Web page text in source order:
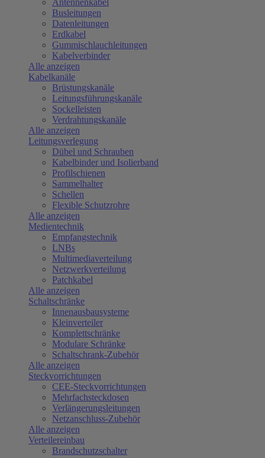
Antennenkabel
Busleitungen
Datenleitungen
Erdkabel
Gummischlauchleitungen
Kabelverbinder
Alle anzeigen
Kabelkanäle
Brüstungskanäle
Leitungsführungskanäle
Sockelleisten
Verdrahtungskanäle
Alle anzeigen
Leitungsverlegung
Dübel und Schrauben
Kabelbinder und Isolierband
Profilschienen
Sammelhalter
Schellen
Flexible Schutzrohre
Alle anzeigen
Medientechnik
Empfangstechnik
LNBs
Multimediaverteilung
Netzwerkverteilung
Patchkabel
Alle anzeigen
Schaltschränke
Innenausbausysteme
Kleinverteiler
Komplettschränke
Modulare Schränke
Schaltschrank-Zubehör
Alle anzeigen
Steckvorrichtungen
CEE-Steckvorrichtungen
Mehrfachsteckdosen
Verlängerungsleitungen
Netzanschluss-Zubehör
Alle anzeigen
Verteilereinbau
Brandschutzschalter